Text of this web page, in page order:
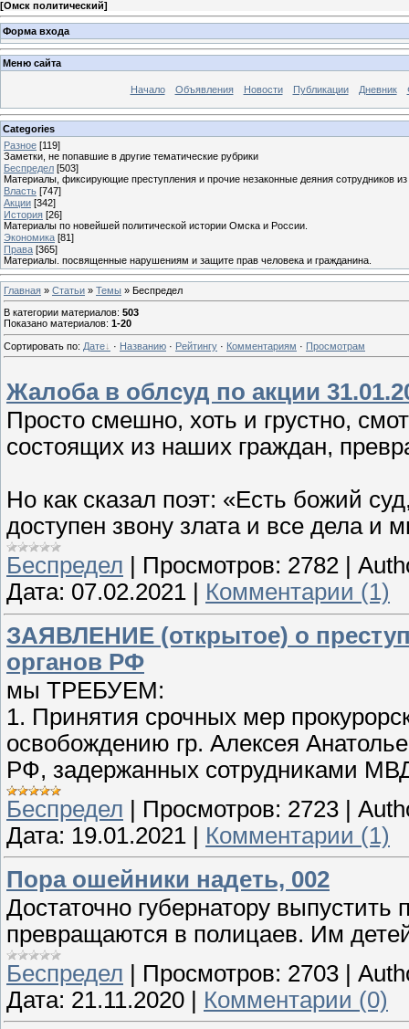
[Омск политический]
Форма входа
Меню сайта
Начало Объявления Новости Публикации Дневник
Categories
Разное [119]
Заметки, не попавшие в другие тематические рубрики
Беспредел [503]
Материалы, фиксирующие преступления и прочие незаконные деяния сотрудников
Власть [747]
Акции [342]
История [26]
Материалы по новейшей политической истории Омска и России.
Экономика [81]
Права [365]
Материалы. посвященные нарушениям и защите прав человека и гражданина.
Главная » Статьи » Темы » Беспредел
В категории материалов: 503
Показано материалов: 1-20
Сортировать по: Дате · Названию · Рейтингу · Комментариям · Просмотрам
Жалоба в облсуд по акции
Просто смешно, хоть и грустно,
состоящих из наших граждан,
Но как сказал поэт: «Есть божий
доступен звону злата и все дела и
Беспредел
Просмотров: 2782
Дата: 07.02.2021
Комментарии (1)
ЗАЯВЛЕНИЕ (открытое) о
органов РФ
мы ТРЕБУЕМ:
1. Принятия срочных мер
освобождению гр. Алексея
РФ, задержанных сотрудниками
Беспредел
Просмотров: 2723
Дата: 19.01.2021
Комментарии (1)
Пора ошейники надеть, 002
Достаточно губернатору
превращаются в полицаев. Им
Беспредел | Просмотров: 2703 |
Дата: 21.11.2020 | Комментарии (0)